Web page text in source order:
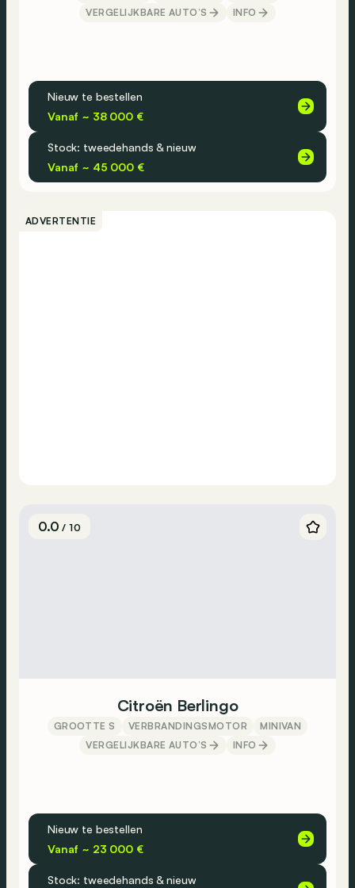
VERGELIJKBARE AUTO’S
INFO
Nieuw te bestellen
Vanaf ~ 38 000 €
Stock: tweedehands & nieuw
Vanaf ~ 45 000 €
ADVERTENTIE
0.0/ 10
Citroën Berlingo
GROOTTE S VERBRANDINGSMOTOR
MINIVAN
VERGELIJKBARE AUTO’S
INFO
Nieuw te bestellen
Vanaf ~ 23 000 €
Stock: tweedehands & nieuw